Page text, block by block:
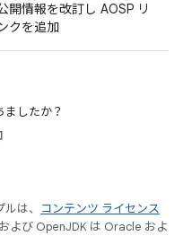
開情報を改訂し AOSP リ
クを追加
ましたか？
は、
コンテンツ ライセンス
よび OpenJDK は Oracle およ